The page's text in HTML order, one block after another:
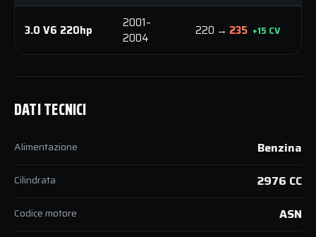
3.0 V6 220hp
2001–
2004
220 → 235 +15 CV
DATI TECNICI
Alimentazione Benzina
Cilindrata 2976 CC
Codice motore ASN